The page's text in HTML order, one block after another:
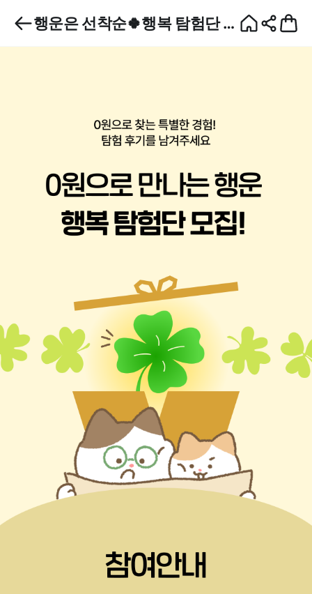
행운은 선착순🍀행복 탐험단 모
집🐱